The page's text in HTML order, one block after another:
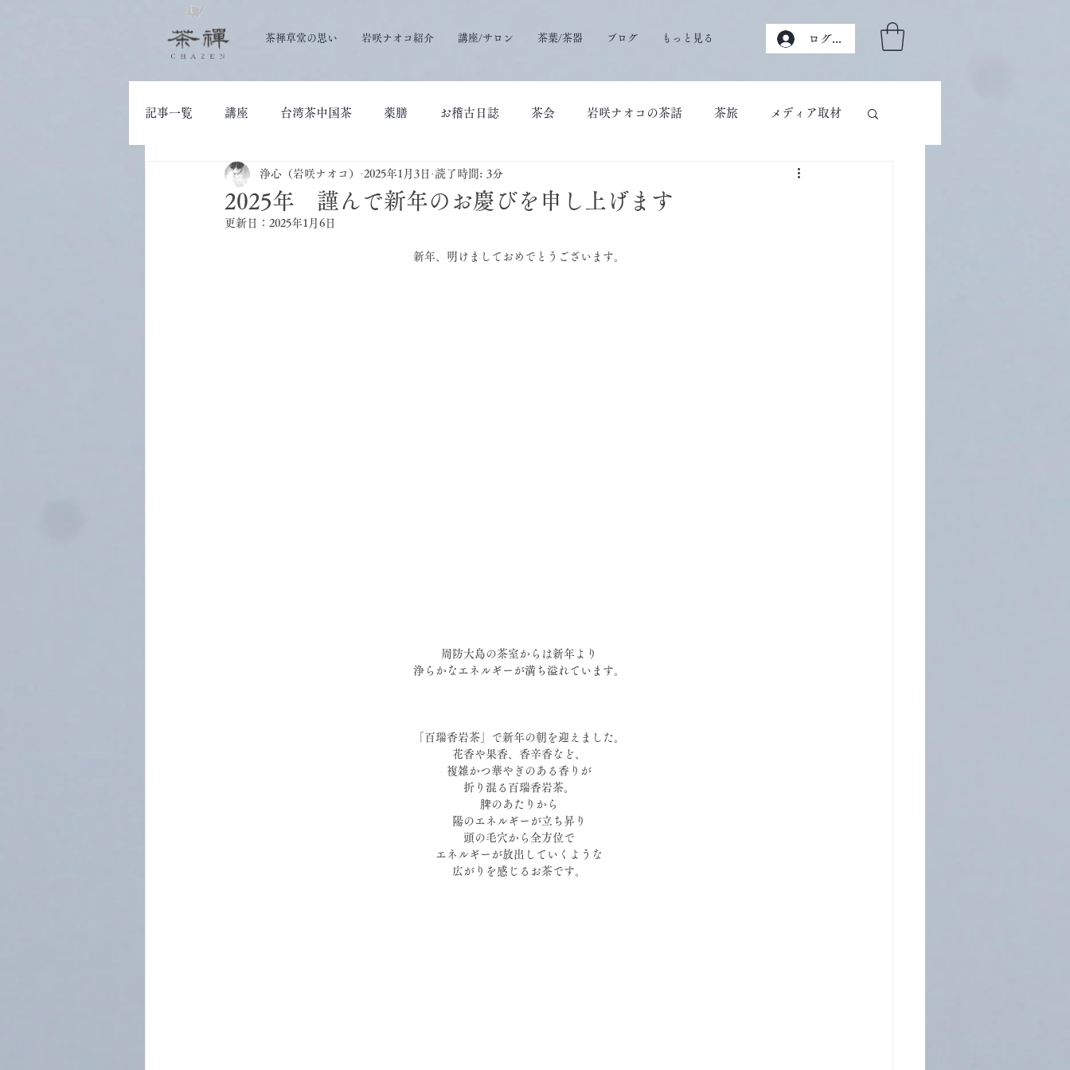
茶禅草堂の思い 岩咲ナオコ紹介 講座/サロン 茶葉/茶器 ブログ もっと見る ログイン
記事一覧 講座 台湾茶中国茶 薬膳 お稽古日誌 茶会 岩咲ナオコの茶話 茶旅 メディア取材
大人の学び 茶道具
2025年 謹んで新年のお慶びを申し上げます
浄心（岩咲ナオコ） 2025年1月3日 読了時間: 3分
更新日： 2025年1月6日
新年、明けましておめでとうございます。
周防大島の茶室からは新年より
浄らかなエネルギーが満ち溢れています。
「百瑞香岩茶」で新年の朝を迎えました。
花香や果香、香辛香など、
複雑かつ華やぎのある香りが
折り混る百瑞香岩茶。
脾のあたりから
陽のエネルギーが立ち昇り
頭の毛穴から全方位で
エネルギーが放出していくような
広がりを感じるお茶です。